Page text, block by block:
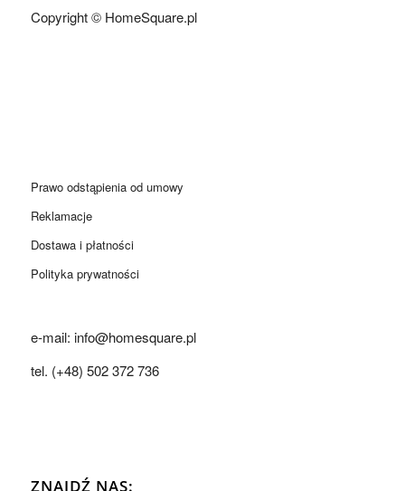
Copyright © HomeSquare.pl
Prawo odstąpienia od umowy
Reklamacje
Dostawa i płatności
Polityka prywatności
e-mail: info@homesquare.pl
tel. (+48) 502 372 736
ZNAJDŹ NAS: